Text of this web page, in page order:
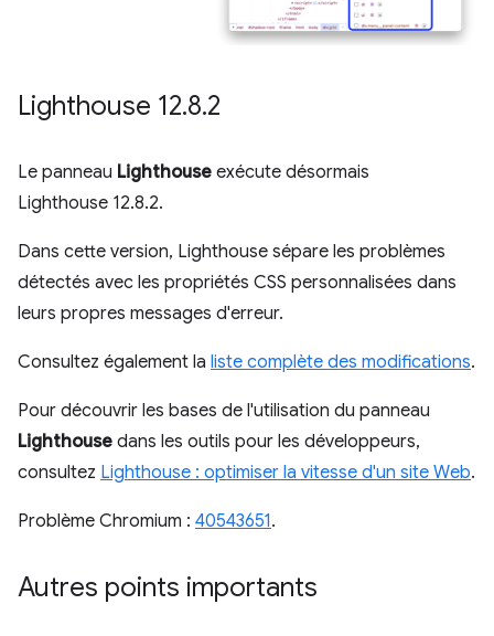
Lighthouse 12.8.2
Le panneau Lighthouse exécute désormais
Lighthouse 12.8.2.
Dans cette version, Lighthouse sépare les problèmes
détectés avec les propriétés CSS personnalisées dans
leurs propres messages d'erreur.
Consultez également la liste complète des modifications.
Pour découvrir les bases de l'utilisation du panneau
Lighthouse dans les outils pour les développeurs,
consultez Lighthouse : optimiser la vitesse d'un site Web.
Problème Chromium : 40543651.
Autres points importants